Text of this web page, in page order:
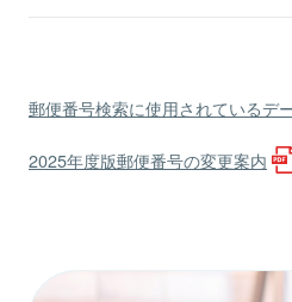
郵便番号検索に使用されているデ
2025年度版郵便番号の変更案内